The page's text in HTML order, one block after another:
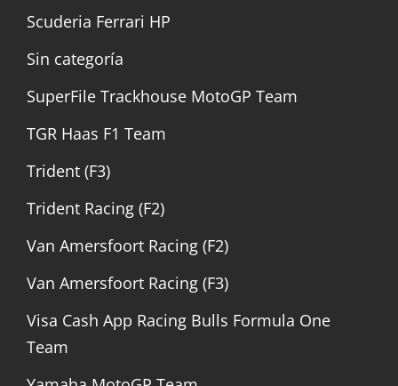
Scuderia Ferrari HP
Sin categoría
SuperFile Trackhouse MotoGP Team
TGR Haas F1 Team
Trident (F3)
Trident Racing (F2)
Van Amersfoort Racing (F2)
Van Amersfoort Racing (F3)
Visa Cash App Racing Bulls Formula One
Team